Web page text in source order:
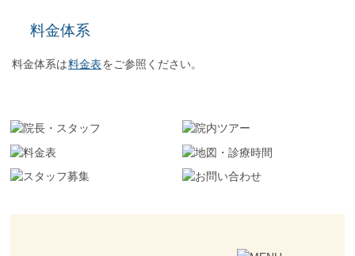
料金体系
料金体系は料金表をご参照ください。